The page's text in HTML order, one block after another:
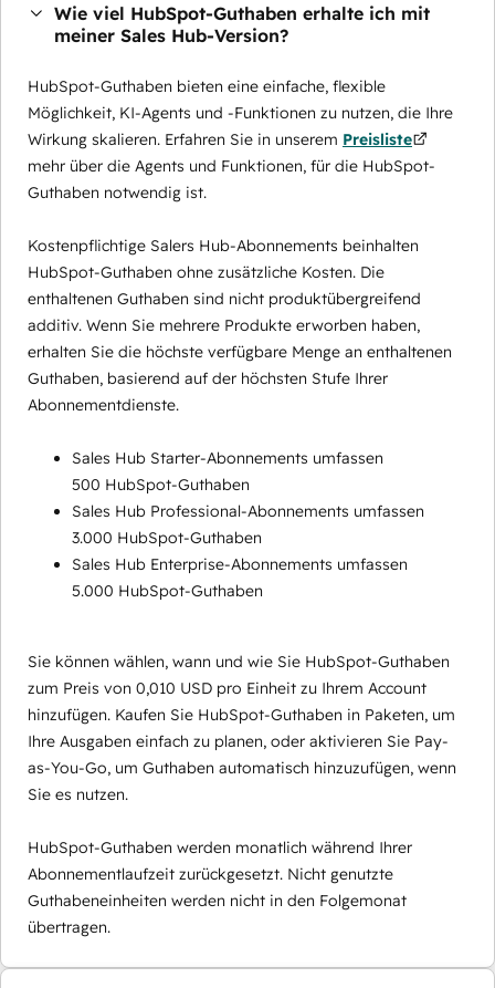
Wie viel HubSpot-Guthaben erhalte ich mit
meiner Sales Hub-Version?
HubSpot-Guthaben bieten eine einfache, flexible
Möglichkeit, KI-Agents und -Funktionen zu nutzen, die Ihre
Wirkung skalieren. Erfahren Sie in unserem Preisliste
mehr über die Agents und Funktionen, für die HubSpot-
Guthaben notwendig ist.
Kostenpflichtige Salers Hub-Abonnements beinhalten
HubSpot-Guthaben ohne zusätzliche Kosten. Die
enthaltenen Guthaben sind nicht produktübergreifend
additiv. Wenn Sie mehrere Produkte erworben haben,
erhalten Sie die höchste verfügbare Menge an enthaltenen
Guthaben, basierend auf der höchsten Stufe Ihrer
Abonnementdienste.
Sales Hub Starter-Abonnements umfassen
500 HubSpot-Guthaben
Sales Hub Professional-Abonnements umfassen
3.000 HubSpot-Guthaben
Sales Hub Enterprise-Abonnements umfassen
5.000 HubSpot-Guthaben
Sie können wählen, wann und wie Sie HubSpot-Guthaben
zum Preis von 0,010 USD pro Einheit zu Ihrem Account
hinzufügen. Kaufen Sie HubSpot-Guthaben in Paketen, um
Ihre Ausgaben einfach zu planen, oder aktivieren Sie Pay-
as-You-Go, um Guthaben automatisch hinzuzufügen, wenn
Sie es nutzen.
HubSpot-Guthaben werden monatlich während Ihrer
Abonnementlaufzeit zurückgesetzt. Nicht genutzte
Guthabeneinheiten werden nicht in den Folgemonat
übertragen.